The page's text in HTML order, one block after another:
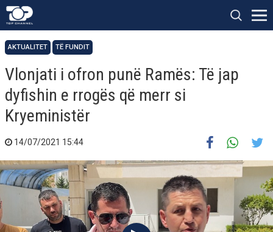
AKTUALITET TË FUNDIT
Vlonjati i ofron punë Ramës: Të jap
dyfishin e rrogës që merr si
Kryeministër
14/07/2021 15:44